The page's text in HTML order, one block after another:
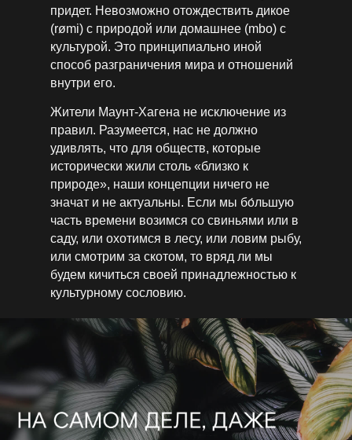
придет. Невозможно отождествить дикое
(rømi) с природой или домашнее (mbo) с
культурой. Это принципиально иной
способ разграничения мира и отношений
внутри его.
Жители Маунт-Хагена не исключение из
правил. Разумеется, нас не должно
удивлять, что для обществ, которые
исторически жили столь «близко к
природе», наши концепции ничего не
значат и не актуальны. Если мы бо́льшую
часть времени возимся со свиньями или в
саду, или охотимся в лесу, или ловим рыбу,
или смотрим за скотом, то вряд ли мы
будем кичиться своей принадлежностью к
культурному­ сословию.